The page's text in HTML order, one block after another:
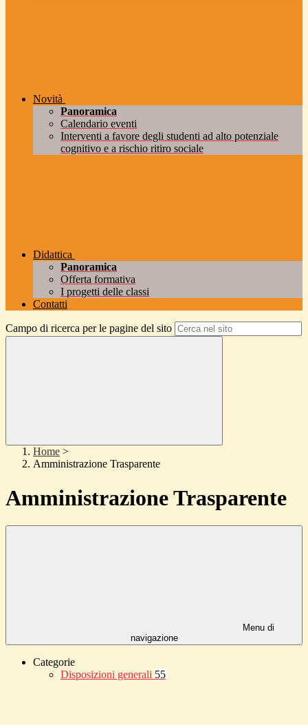
Novità
Panoramica
Calendario eventi
Interventi a favore degli studenti ad alto potenziale
cognitivo e a rischio ritiro sociale
Didattica
Panoramica
Offerta formativa
I progetti delle classi
Contatti
Campo di ricerca per le pagine del sito
Home >
Amministrazione Trasparente
Amministrazione Trasparente
Menu di
navigazione
Categorie
Disposizioni generali 55